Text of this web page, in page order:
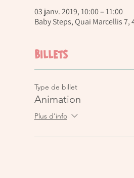
03 janv. 2019, 10:00 – 11:00
Baby Steps, Quai Marcellis 7,
Billets
Type de billet
Animation
Plus d'info